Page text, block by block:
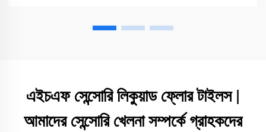
এইচএফ সেন্সোরি লিকুয়াড ফ্লোর টাইলস |
আমাদের সেন্সোরি খেলনা সম্পর্কে গ্রাহকদের